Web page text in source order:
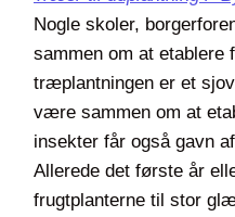
Nogle skoler,
sammen om at etablere
træplantningen er et
være sammen om at
insekter får også gavn
Allerede det første år
frugtplanterne til stor